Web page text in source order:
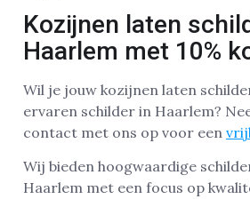
Kozijnen laten
Haarlem met 10%
Wil je jouw kozijnen laten
ervaren schilder in Haarlem?
contact met ons op voor een
Wij bieden hoogwaardige
Haarlem met een focus op